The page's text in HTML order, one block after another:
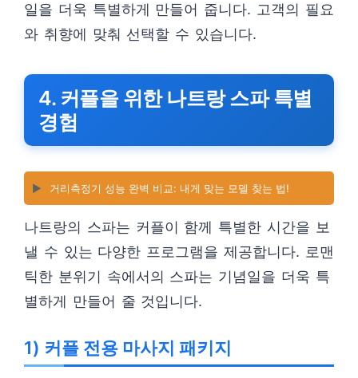
일을 더욱 특별하게 만들어 줍니다. 고객의 필요
와 취향에 맞춰 선택할 수 있습니다.
4. 커플을 위한 나트랑 스파 특별
경험
▶️ 거리측정기 성능 완벽 비교: 내게 맞는 모델 찾는 법!
나트랑의 스파는 커플이 함께 특별한 시간을 보
낼 수 있는 다양한 프로그램을 제공합니다. 로맨
틱한 분위기 속에서의 스파는 기념일을 더욱 특
별하게 만들어 줄 것입니다.
1) 커플 전용 마사지 패키지